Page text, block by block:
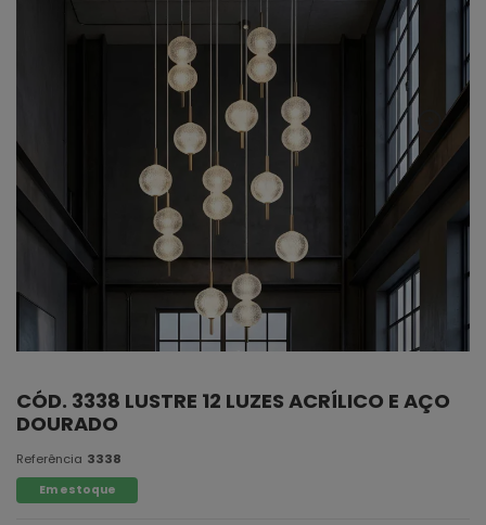
CÓD. 3338 LUSTRE 12 LUZES ACRÍLICO E AÇO
DOURADO
Referência 3338
Em estoque